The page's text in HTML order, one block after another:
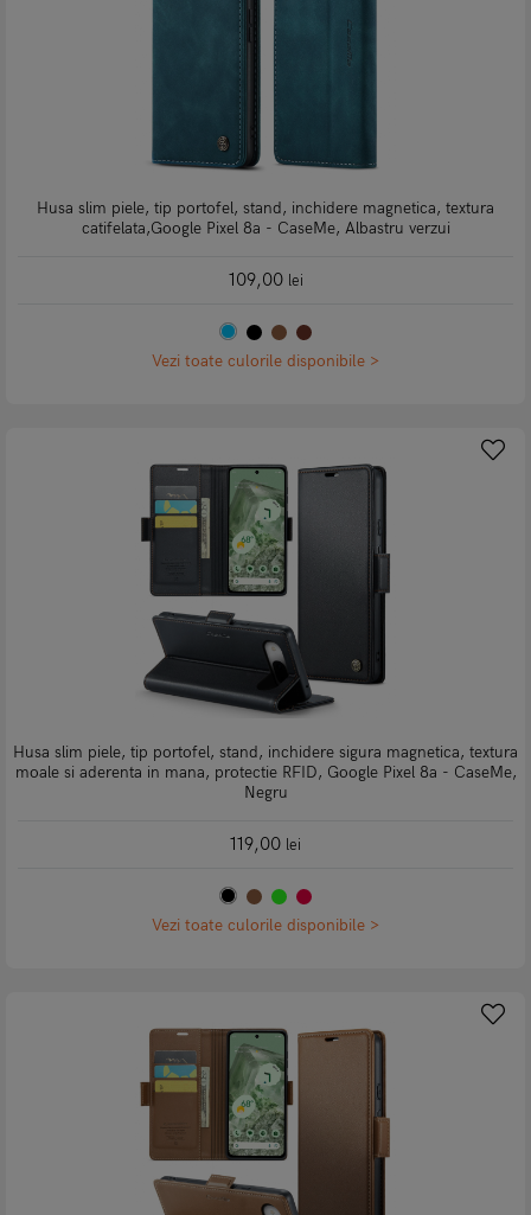
Husa slim piele, tip portofel, stand, inchidere magnetica, textura
catifelata,Google Pixel 8a - CaseMe, Albastru verzui
109,00lei
Vezi toate culorile disponibile >
Husa slim piele, tip portofel, stand, inchidere sigura magnetica, textura
moale si aderenta in mana, protectie RFID, Google Pixel 8a - CaseMe,
Negru
119,00 lei
Vezi toate culorile disponibile >